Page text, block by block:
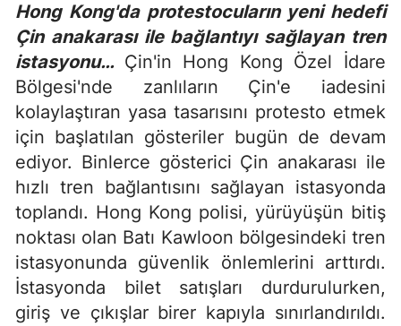
Hong Kong'da protestocuların yeni hedefi
Çin anakarası ile bağlantıyı sağlayan tren
istasyonu… Çin'in Hong Kong Özel İdare
Bölgesi'nde zanlıların Çin'e iadesini
kolaylaştıran yasa tasarısını protesto etmek
için başlatılan gösteriler bugün de devam
ediyor. Binlerce gösterici Çin anakarası ile
hızlı tren bağlantısını sağlayan istasyonda
toplandı. Hong Kong polisi, yürüyüşün bitiş
noktası olan Batı Kawloon bölgesindeki tren
istasyonunda güvenlik önlemlerini arttırdı.
İstasyonda bilet satışları durdurulurken,
giriş ve çıkışlar birer kapıyla sınırlandırıldı.